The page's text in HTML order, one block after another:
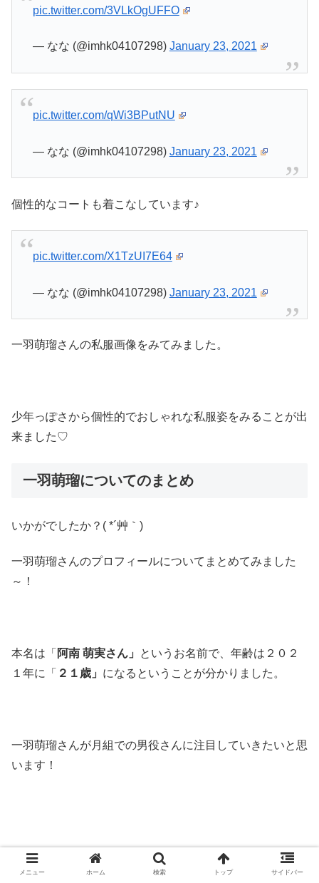
pic.twitter.com/3VLkOgUFFO
— なな (@imhk04107298) January 23, 2021
pic.twitter.com/qWi3BPutNU
— なな (@imhk04107298) January 23, 2021
個性的なコートも着こなしています♪
pic.twitter.com/X1TzUI7E64
— なな (@imhk04107298) January 23, 2021
一羽萌瑠さんの私服画像をみてみました。
少年っぽさから個性的でおしゃれな私服姿をみることが出
来ました♡
一羽萌瑠についてのまとめ
いかがでしたか？( *´艸｀)
一羽萌瑠さんのプロフィールについてまとめてみました
～！
本名は「 阿南 萌実さん」
というお名前で、年齢は２０２
１年に「 ２１歳」 になるということが分かりました。
一羽萌瑠さんが月組での男役さんに注目していきたいと思
います！
メニュー ホーム 検索 トップ サイドバー